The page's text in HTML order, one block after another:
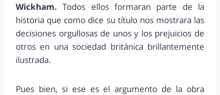
Wickham.Todos ellos formaran parte de la
historia que como dice su título nos mostrara las
decisiones orgullosas de unos y los prejuicios de
otros en una sociedad británica brillantemente
ilustrada.
Pues bien, si ese es el argumento de la obra